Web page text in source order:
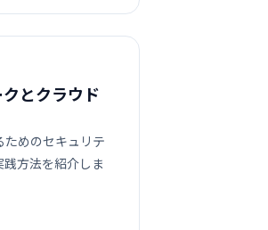
とクラウド
めのセキュリテ
方法を紹介しま